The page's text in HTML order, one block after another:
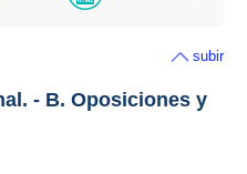
subir
- B. Oposiciones y